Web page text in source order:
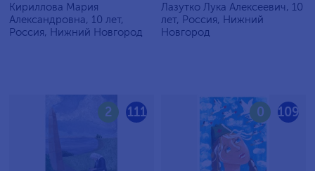
Кириллова Мария
Александровна, 10 лет,
Россия, Нижний Новгород
Лазутко Лука Алексеевич, 10
лет, Россия, Нижний
Новгород
111
2 109
0